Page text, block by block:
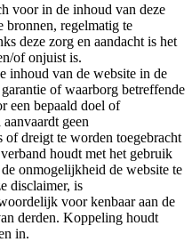
voor in de inhoud van deze
bronnen, regelmatig te
deze zorg en aandacht is het
of onjuist is.
inhoud van de website in de
of waarborg betreffende
een bepaald doel of
geen
of dreigt te worden toegebracht
houdt met het gebruik
onmogelijkheid de website te
disclaimer, is
voor kenbaar aan de
derden. Koppeling houdt
in.